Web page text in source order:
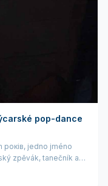
pop-dance
jedno jméno
zpěvák, tanečník a